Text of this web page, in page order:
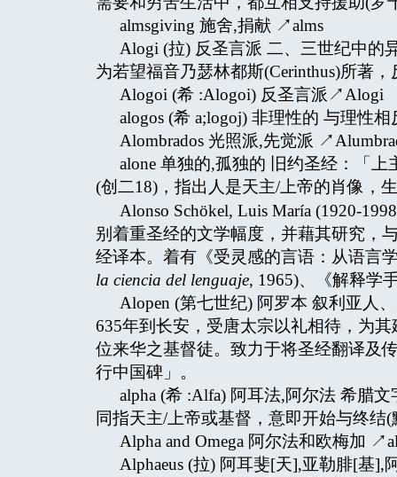
almsgiving 施舍,捐献 ↗alms
Alogi (拉) 反圣言派 二、三世纪中的
为若望福音乃瑟林都斯(Cerinthus)所著
Alogoi (希 :Alogoi) 反圣言派↗Alogi
alogos (希 a;logoj) 非理性的 与理性
Alombrados 光照派,先觉派
alone 单独的,孤独的 旧约圣经：「
(创二18)，指出人是天主/上帝的肖像，
Alonso Schökel, Luis María (1920-
别着重圣经的文学幅度，并藉其研究，
经译本。着有《受灵感的言语：从语言
la ciencia del lenguaje, 1965)、《解释学
Alopen (第七世纪) 阿罗本 叙利亚人
635年到长安，受唐太宗以礼相待，为
位来华之基督徒。致力于将圣经翻译及
行中国碑」。
alpha (希 :Alfa) 阿耳法,阿尔法 希腊
同指天主/上帝或基督，意即开始与终结
Alpha and Omega 阿尔法和欧梅加
Alphaeus (拉) 阿耳斐[天],亚勒腓[基],